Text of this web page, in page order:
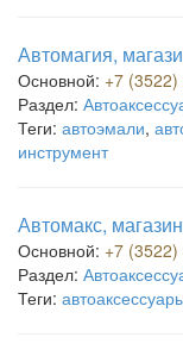
Автомагия,
Основной: +7
Раздел:
Теги: автоэмали,
инструмент
Автомакс, магазин
Основной: +7
Раздел:
Теги: